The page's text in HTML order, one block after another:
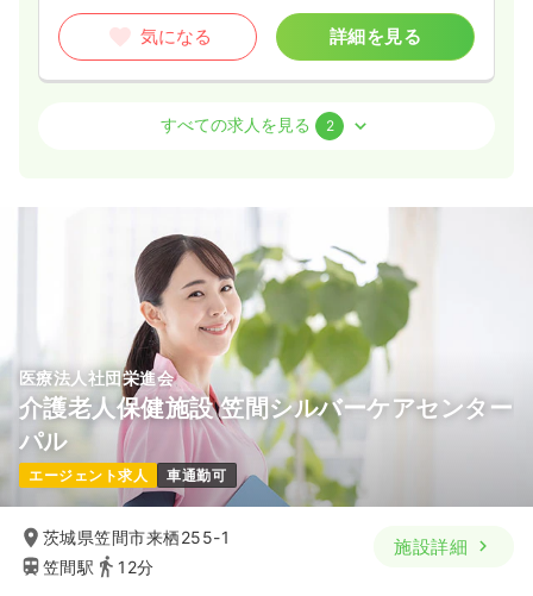
気になる 詳細を見る
正・准看護師
※経験4年の例
8:30～17:30（休憩60分）
担当業務未経験可
第二新卒可
月給22万円以上可
気になる 詳細を見る
介護・福祉系 正・准看護師
日勤のみ（常勤） 一時募集休止
給与 22.0万円/月 賞与2.4ヶ月
※経験17年の例
すべての求人を見る 2
医療法人社団栄進会
介護老人保健施設 笠間シルバーケアセンター
パル
エージェント求人 車通勤可
茨城県笠間市来栖255-1
笠間駅
12分
施設詳細